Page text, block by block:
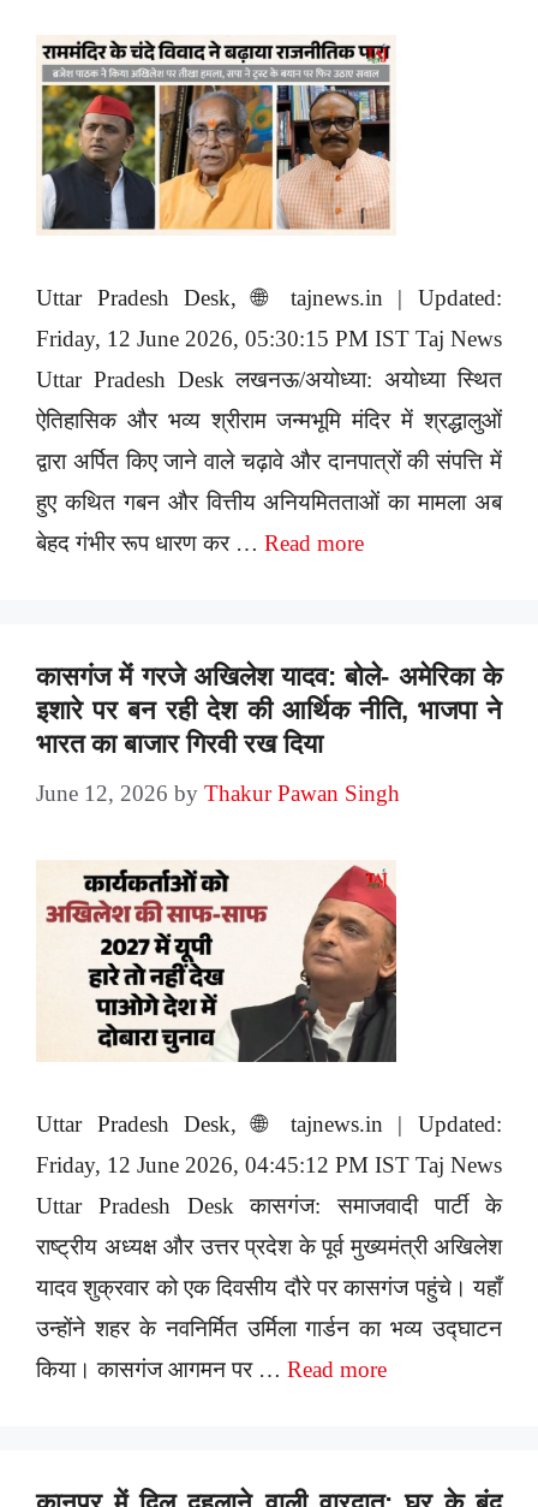
Uttar Pradesh Desk, 🌐 tajnews.in | Updated:
Friday, 12 June 2026, 05:30:15 PM IST Taj News
Uttar Pradesh Desk लखनऊ/अयोध्या: अयोध्या स्थित
ऐतिहासिक और भव्य श्रीराम जन्मभूमि मंदिर में श्रद्धालुओं
द्वारा अर्पित किए जाने वाले चढ़ावे और दानपात्रों की संपत्ति में
हुए कथित गबन और वित्तीय अनियमितताओं का मामला अब
बेहद गंभीर रूप धारण कर … Read more
कासगंज में गरजे अखिलेश यादव: बोले- अमेरिका के
इशारे पर बन रही देश की आर्थिक नीति, भाजपा ने
भारत का बाजार गिरवी रख दिया
June 12, 2026 by Thakur Pawan Singh
Uttar Pradesh Desk, 🌐 tajnews.in | Updated:
Friday, 12 June 2026, 04:45:12 PM IST Taj News
Uttar Pradesh Desk कासगंज: समाजवादी पार्टी के
राष्ट्रीय अध्यक्ष और उत्तर प्रदेश के पूर्व मुख्यमंत्री अखिलेश
यादव शुक्रवार को एक दिवसीय दौरे पर कासगंज पहुंचे। यहाँ
उन्होंने शहर के नवनिर्मित उर्मिला गार्डन का भव्य उद्घाटन
किया। कासगंज आगमन पर … Read more